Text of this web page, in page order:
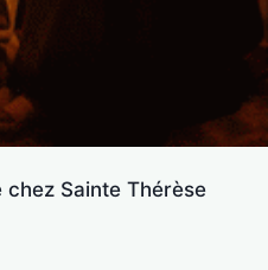
Sainte Thérèse